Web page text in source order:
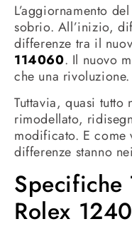
L’aggiornamento
sobrio. All’inizio,
differenze tra il
114060. Il nuovo
che una rivoluzione.
Tuttavia, quasi tutto
rimodellato,
modificato. E come
differenze stanno
Specifiche
Rolex